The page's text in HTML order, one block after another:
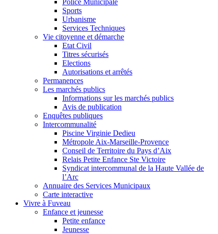
Police Municipale
Sports
Urbanisme
Services Techniques
Vie citoyenne et démarche
Etat Civil
Titres sécurisés
Elections
Autorisations et arrêtés
Permanences
Les marchés publics
Informations sur les marchés publics
Avis de publication
Enquêtes publiques
Intercommunalité
Piscine Virginie Dedieu
Métropole Aix-Marseille-Provence
Conseil de Territoire du Pays d’Aix
Relais Petite Enfance Ste Victoire
Syndicat intercommunal de la Haute Vallée de
l’Arc
Annuaire des Services Municipaux
Carte interactive
Vivre à Fuveau
Enfance et jeunesse
Petite enfance
Jeunesse